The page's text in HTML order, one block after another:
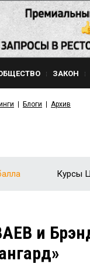
ЗАКОН
Блоги Архив
Курсы
и